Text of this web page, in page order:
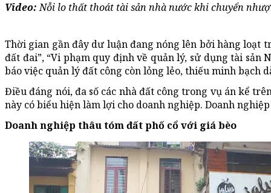
Video:Nỗi lo thất thoát tài sản nhà nước khi chuyển
Thời gian gần đây dư luận đang nóng lên bởi hàng loạt
đất đai”, “Vi phạm quy định về quản lý, sử dụng tài
báo việc quản lý đất công còn lỏng lẻo, thiếu minh bạch
Điều đáng nói, đa số các nhà đất công trong vụ án kể
này có biểu hiện làm lợi cho doanh nghiệp. Doanh
Doanh nghiệp thâu tóm đất phố cổ với giá bèo